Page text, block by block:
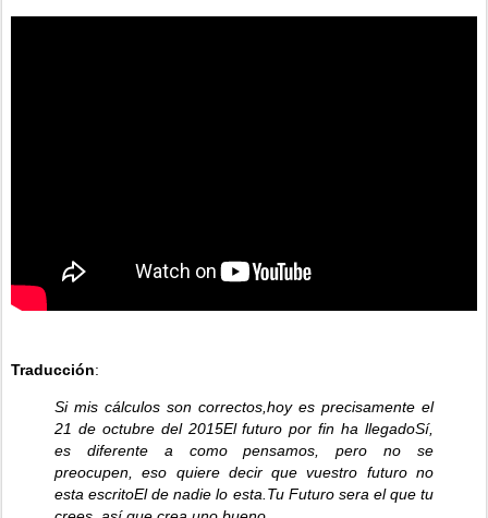
Traducción:
Si mis cálculos son correctos, hoy es precisamente el
21 de octubre del 2015El futuro por fin ha llegadoSí,
es diferente a como pensamos, pero no se
preocupen,eso quiere decir que vuestro futuro no
esta escritoEl de nadie lo esta. Tu Futuro sera el que tu